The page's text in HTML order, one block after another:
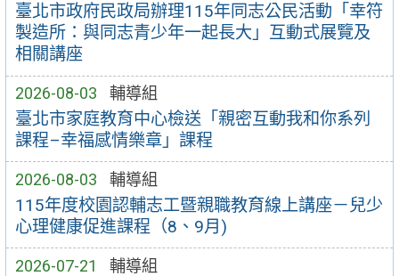
臺北市政府民政局辦理115年同志公民活動「幸符
製造所：與同志青少年一起長大」互動式展覽及
相關講座
2026-08-03 輔導組
臺北市家庭教育中心檢送「親密互動我和你系列
課程–幸福感情樂章」課程
2026-08-03 輔導組
115年度校園認輔志工暨親職教育線上講座－兒少
心理健康促進課程（8、9月)
2026-07-21 輔導組